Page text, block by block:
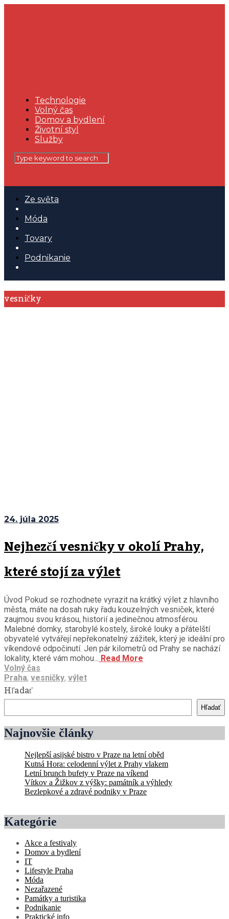
Technologie
Volný čas
Domov a bydlení
Životní styl
Služby
Ze světa
Móda
Tovary
Podnikanie
vesničky
24. júla 2025
Nejhezčí vesničky v okolí Prahy,
které stojí za výlet
Úvod Pokud se rozhodnete vyrazit na krátký výlet z hlavního
města, máte na dosah ruky řadu kouzelných vesniček, které
zaujmou svou krásou, historií a jedinečnou atmosférou.
Malebné domky, starobylé kostely, široké louky a přátelští
obyvatelé vytvářejí nepřekonatelný zážitek, který je ideální pro
víkendové odpočinutí. Jen pár kilometrů od Prahy se nachází
lokality, které vám mohou... Read More
Volný čas
Praha, vesničky, výlet
Hľadať
Hľadať
Najnovšie články
Nejlepší asijské bistro v Praze na letní oběd
Kutná Hora: celodenní výlet z Prahy vlakem
Letní brunch bufety v Praze na víkend
Vítkov a Žižkov z výšky: památník a výhledy
Bezlepkové a zdravé podniky v Praze
Kategórie
Akce a festivaly
Domov a bydlení
IT
Lifestyle Praha
Móda
Nezařazené
Památky a turistika
Podnikanie
Praktické info